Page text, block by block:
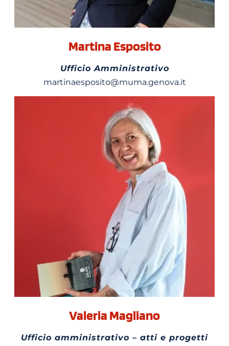
Martina Esposito
Ufficio Amministrativo
martinaesposito@muma.genova.it
Valeria Magliano
Ufficio amministrativo – atti e progetti